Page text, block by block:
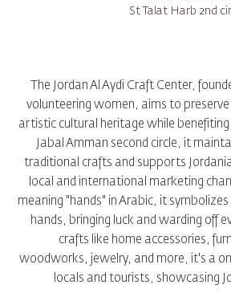
St Talat Harb 2nd
The Jordan Al Aydi Craft Center,
volunteering women, aims to
artistic cultural heritage while
Jabal Amman second circle, it
traditional crafts and supports
local and international marketing
meaning "hands" in Arabic, it
hands, bringing luck and warding off
crafts like home accessories,
woodworks, jewelry, and more, it's a
locals and tourists, showcasing